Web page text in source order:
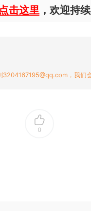
点击这里 ，欢迎持
3204167195@qq.com，我们
0